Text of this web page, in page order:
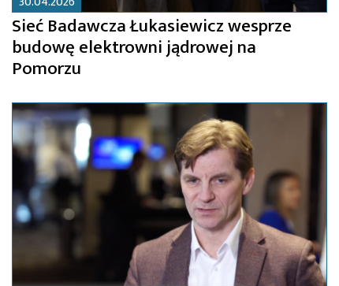
Sieć Badawcza Łukasiewicz wesprze
budowę elektrowni jądrowej na
Pomorzu